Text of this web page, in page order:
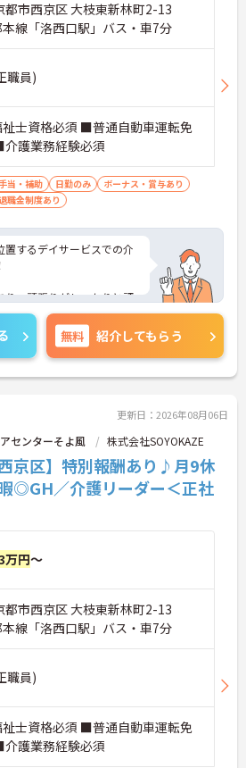
都市西京区 大枝東新林町2-13
線「洛西口駅」バス・車7分
職員)
士資格必須 ■普通自動車運転免
護業務経験必須
当・補助 日勤のみ
ボーナス・賞与あり
職金制度あり
するデイサービスでの介
り、頑張りがしっかりと評
。
策ポイントなど、さらに
のでお気軽にご相談くださ
無料 紹介してもらう
更新日：2026年08月06日
センターそよ風 株式会社SOYOKAZE
西京区】特別報酬あり♪月9休
◎GH／介護リーダー＜正社
万円～
都市西京区 大枝東新林町2-13
線「洛西口駅」バス・車7分
職員)
士資格必須 ■普通自動車運転免
護業務経験必須